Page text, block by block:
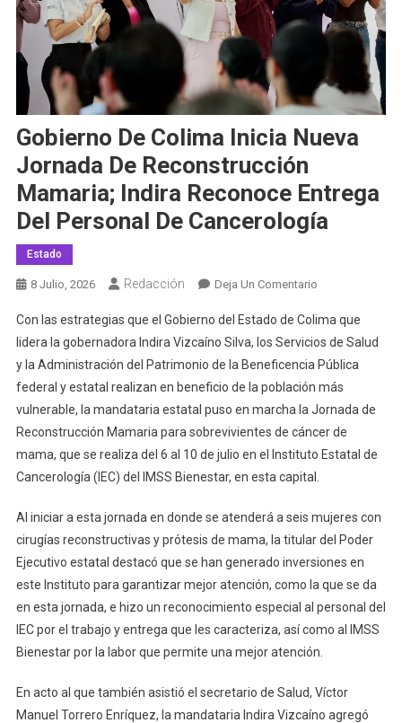
Gobierno De Colima Inicia Nueva
Jornada De Reconstrucción
Mamaria; Indira Reconoce Entrega
Del Personal De Cancerología
Estado
8 Julio, 2026 Redacción Deja Un ComentarioEn
De
Colima
Inicia
Nueva
Jornada
De
Reconstrucción
Reconoce
De
Cancerología
Con las estrategias que el Gobierno del Estado de Colima que
lidera la gobernadora Indira Vizcaíno Silva, los Servicios de Salud
y la Administración del Patrimonio de la Beneficencia Pública
federal y estatal realizan en beneficio de la población más
vulnerable, la mandataria estatal puso en marcha la Jornada de
Reconstrucción Mamaria para sobrevivientes de cáncer de
mama, que se realiza del 6 al 10 de julio en el Instituto Estatal de
Cancerología (IEC) del IMSS Bienestar, en esta capital.
Al iniciar a esta jornada en donde se atenderá a seis mujeres con
cirugías reconstructivas y prótesis de mama, la titular del Poder
Ejecutivo estatal destacó que se han generado inversiones en
este Instituto para garantizar mejor atención, como la que se da
en esta jornada, e hizo un reconocimiento especial al personal del
IEC por el trabajo y entrega que les caracteriza, así como al IMSS
Bienestar por la labor que permite una mejor atención.
En acto al que también asistió el secretario de Salud, Víctor
Manuel Torrero Enríquez, la mandataria Indira Vizcaíno agregó